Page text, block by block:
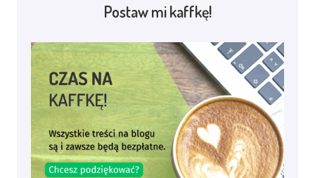
Postaw mi kaffkę!